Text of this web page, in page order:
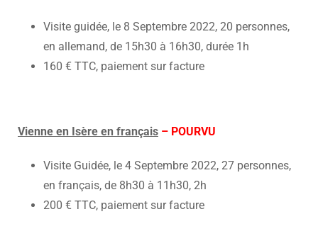
Visite guidée, le 8 Septembre 2022, 20 personnes,
en allemand, de 15h30 à 16h30, durée 1h
160 € TTC, paiement sur facture
Vienne en Isère en français – POURVU
Visite Guidée, le 4 Septembre 2022, 27 personnes,
en français, de 8h30 à 11h30, 2h
200 € TTC, paiement sur facture